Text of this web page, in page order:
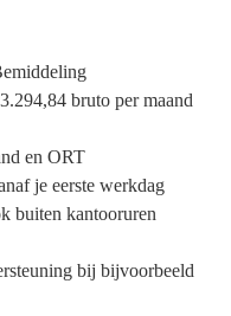
bruto per maand
en ORT
je eerste werkdag
buiten kantooruren
bij bijvoorbeeld